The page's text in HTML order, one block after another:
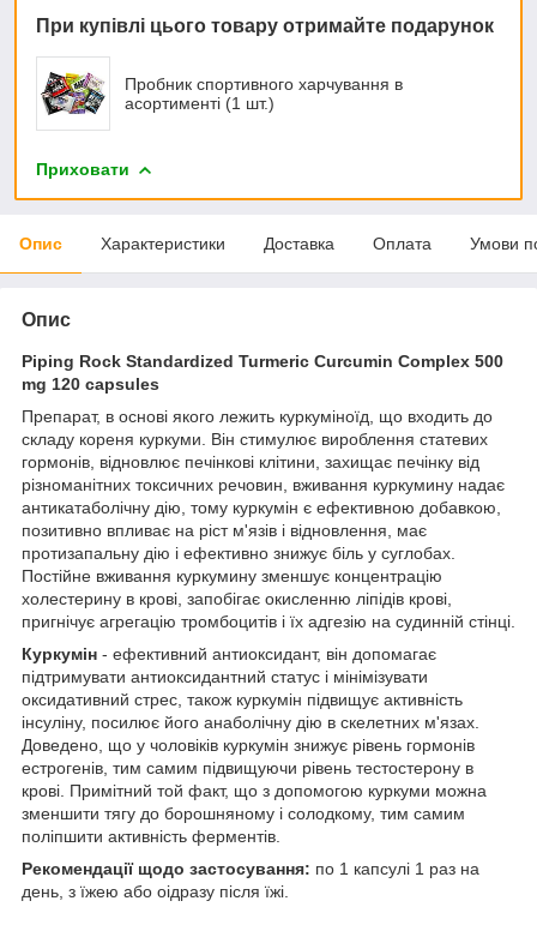
При купівлі цього товару отримайте подарунок
Пробник спортивного харчування в
асортименті (1 шт.)
Приховати
Опис Характеристики Доставка Оплата Умови
Опис
Piping Rock Standardized Turmeric Curcumin Complex 500
mg 120 capsules
Препарат, в основі якого лежить куркуміноїд, що входить до
складу кореня куркуми. Він стимулює вироблення статевих
гормонів, відновлює печінкові клітини, захищає печінку від
різноманітних токсичних речовин, вживання куркумину надає
антикатаболічну дію, тому куркумін є ефективною добавкою,
позитивно впливає на ріст м'язів і відновлення, має
протизапальну дію і ефективно знижує біль у суглобах.
Постійне вживання куркумину зменшує концентрацію
холестерину в крові, запобігає окисленню ліпідів крові,
пригнічує агрегацію тромбоцитів і їх адгезію на судинній стінці.
Куркумін - ефективний антиоксидант, він допомагає
підтримувати антиоксидантний статус і мінімізувати
оксидативний стрес, також куркумін підвищує активність
інсуліну, посилює його анаболічну дію в скелетних м'язах.
Доведено, що у чоловіків куркумін знижує рівень гормонів
естрогенів, тим самим підвищуючи рівень тестостерону в
крові. Примітний той факт, що з допомогою куркуми можна
зменшити тягу до борошняному і солодкому, тим самим
поліпшити активність ферментів.
Рекомендації щодо застосування: по 1 капсулі 1 раз на
день, з їжею або оідразу після їжі.